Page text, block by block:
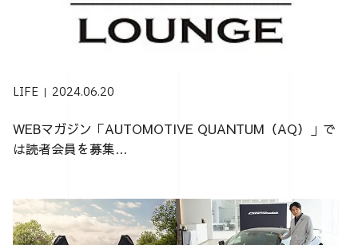
LIFE 2024.06.20
WEBマガジン「AUTOMOTIVE QUANTUM（AQ）」で
は読者会員を募集...